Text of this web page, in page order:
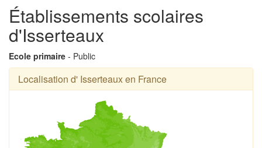
Établissements scolaires
d'Isserteaux
Ecole primaire - Public
Localisation d' Isserteaux en France